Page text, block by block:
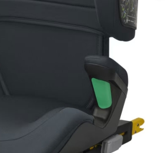
Dostawa: Darmowa